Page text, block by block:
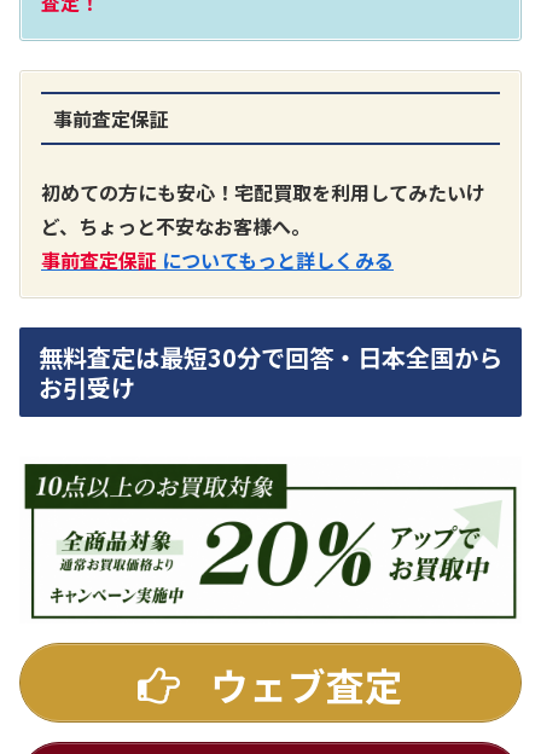
A3300 真空管プリアンプ
買取価格：お問合せください
SONY
DA7000ES アンプ
買取価格：お問合せください
DENON
事前査定保証
初めての方にも安心！宅配買取を利用してみたいけ
ど、ちょっと不安なお客様へ。
事前査定保証 についてもっと詳しくみる
無料査定は最短30分で回答・日本全国から
お引受け
ウェブ査定